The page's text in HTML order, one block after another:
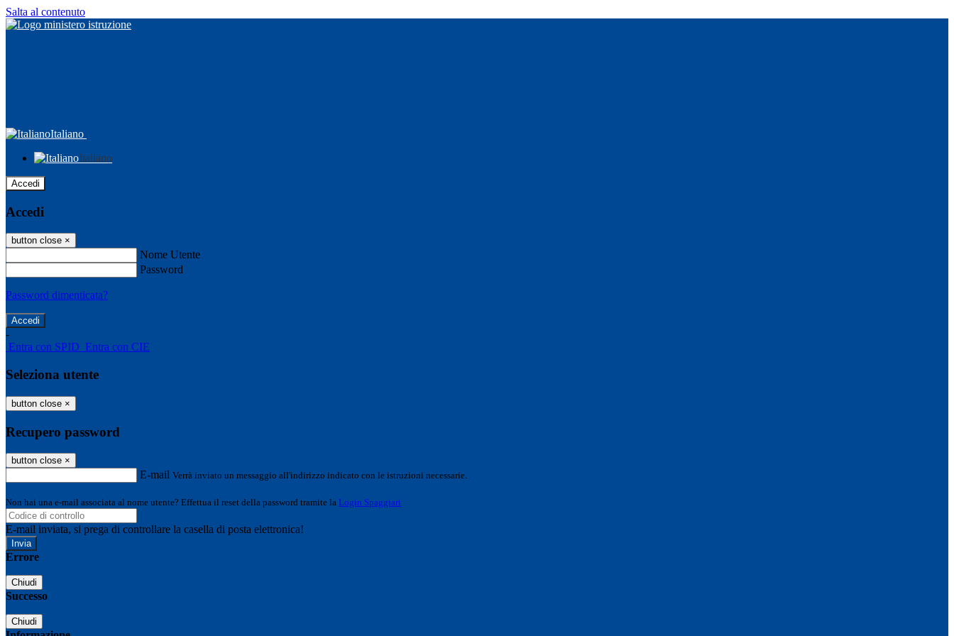
Salta al contenuto
Italiano
Italiano
Accedi
Accedi
button close ×
Nome Utente
Password
Password dimenticata?
-
Entra con SPID Entra con CIE
Seleziona utente
button close ×
Recupero password
button close ×
E-mail Verrà inviato un messaggio all'indirizzo indicato con le istruzioni necessarie.
Non hai una e-mail associata al nome utente? Effettua il reset della password tramite la Login Spaggiari
E-mail inviata, si prega di controllare la casella di posta elettronica!
Errore
Chiudi
Successo
Chiudi